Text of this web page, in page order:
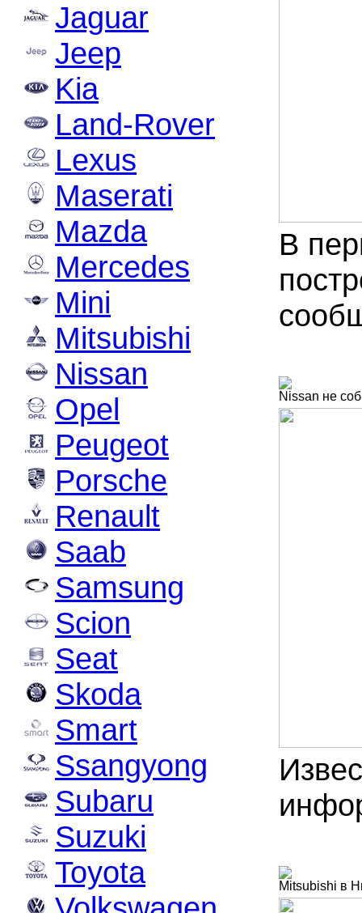
Jaguar
Jeep
Kia
Land-Rover
Lexus
Maserati
Mazda
Mercedes
Mini
Mitsubishi
Nissan
Opel
Peugeot
Porsche
Renault
Saab
Samsung
Scion
Seat
Skoda
Smart
Ssangyong
Subaru
Suzuki
Toyota
В
Nissan не
Mitsubishi в